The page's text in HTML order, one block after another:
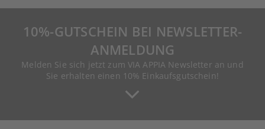
10%-GUTSCHEIN BEI NEWSLETTER-
ANMELDUNG
Melden Sie sich jetzt zum VIA APPIA Newsletter an und
Sie erhalten einen 10% Einkaufsgutschein!